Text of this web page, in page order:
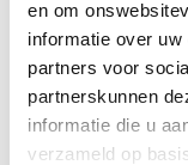
en om
informatie over
partners voor
partnerskunnen
informatie die u
verzameld op
pedagogiek aan de
zet vraagtekens bij
app’ op
> Leeshier de